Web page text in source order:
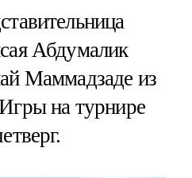
Абдумалик
Маммадзаде из
на турнире